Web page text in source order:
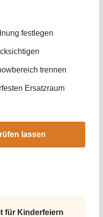
festlegen
trennen
Ersatzraum
lassen
für Kinderfeiern